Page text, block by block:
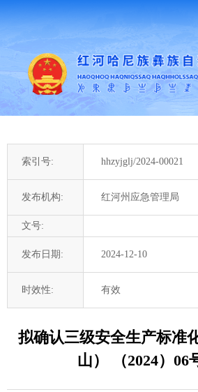
索引号: hhzyjglj/2024-00021
发布机构: 红河州应急管理局
文号:
发布日期: 2024-12-10
时效性: 有效
拟确认三级安全生产标准
山） （2024）06